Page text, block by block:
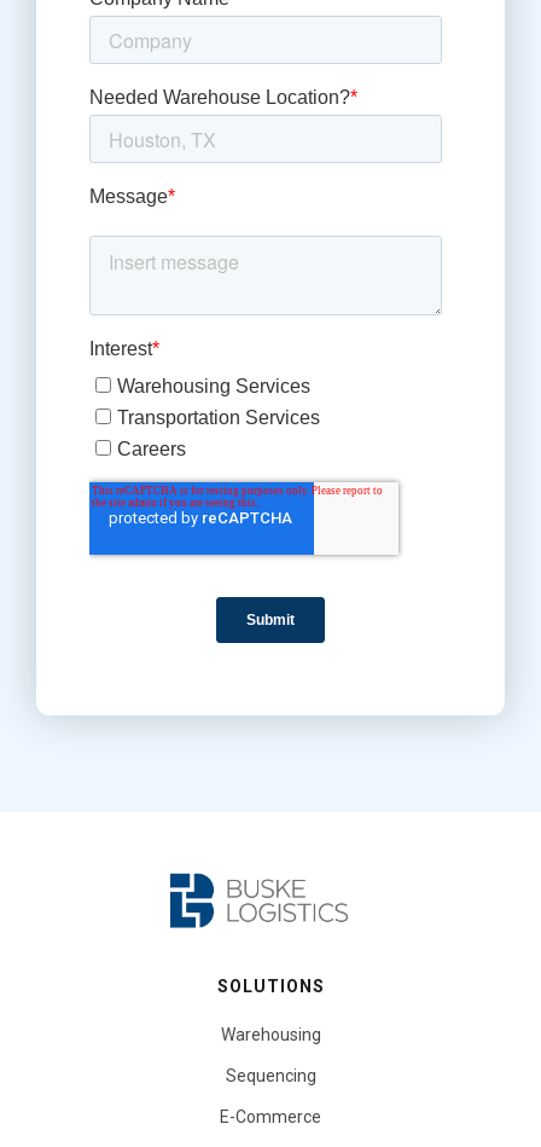
SOLUTIONS
Warehousing
Sequencing
E-Commerce